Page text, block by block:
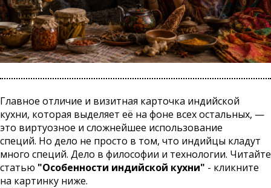
Главное отличие и визитная карточка индийской
кухни, которая выделяет её на фоне всех остальных, —
это виртуозное и сложнейшее использование
специй. Но дело не просто в том, что индийцы кладут
много специй. Дело в философии и технологии. Читайте
статью "Особенности индийской кухни" - кликните
на картинку ниже.